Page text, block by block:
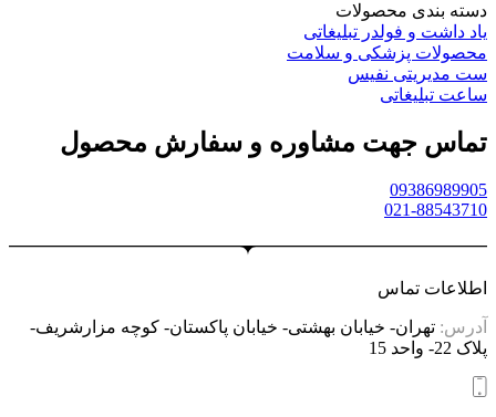
دسته بندی محصولات
یاد داشت و فولدر تبلیغاتی
محصولات پزشکی و سلامت
ست مدیریتی نفیس
ساعت تبلیغاتی
تماس جهت مشاوره و سفارش محصول
09386989905
021-88543710
اطلاعات تماس
آدرس: تهران- خیابان بهشتی- خیابان پاکستان- کوچه مزارشریف-
پلاک 22- واحد 15